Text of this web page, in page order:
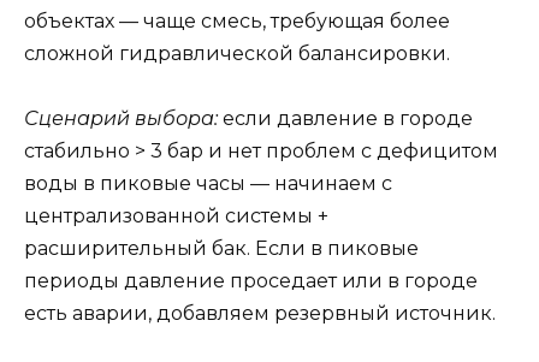
объектах — чаще смесь, требующая более
сложной гидравлической балансировки.
Сценарий выбора:если давление в городе
стабильно > 3 бар и нет проблем с дефицитом
воды в пиковые часы — начинаем с
централизованной системы +
расширительный бак. Если в пиковые
периоды давление проседает или в городе
есть аварии, добавляем резервный источник.